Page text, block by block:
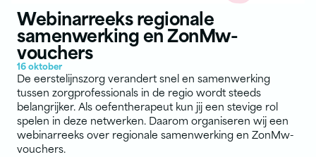
Webinarreeks regionale
samenwerking en ZonMw-
vouchers
16 oktober
De eerstelijnszorg verandert snel en samenwerking
tussen zorgprofessionals in de regio wordt steeds
belangrijker. Als oefentherapeut kun jij een stevige rol
spelen in deze netwerken. Daarom organiseren wij een
webinarreeks over regionale samenwerking en ZonMw-
vouchers.